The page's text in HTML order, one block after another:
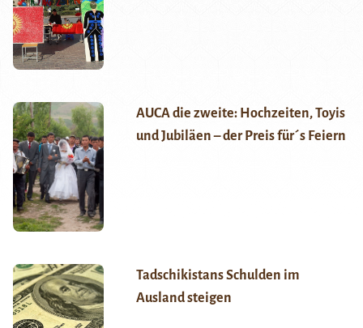
AUCA die zweite: Hochzeiten, Toyis
und Jubiläen – der Preis für´s Feiern
Tadschikistans Schulden im
Ausland steigen